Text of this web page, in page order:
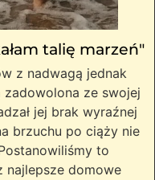
talię marzeń"
z nadwagą jednak
zadowolona ze swojej
jej brak wyraźnej
brzuchu po ciąży nie
to
najlepsze domowe